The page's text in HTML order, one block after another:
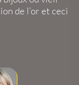
de l’or et ceci